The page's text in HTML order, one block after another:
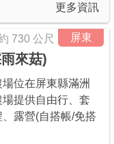
更多資訊
屏東
來菇)
730 公尺
位在屏東縣滿洲
場提供自由行、套
、露營(自搭帳/免搭